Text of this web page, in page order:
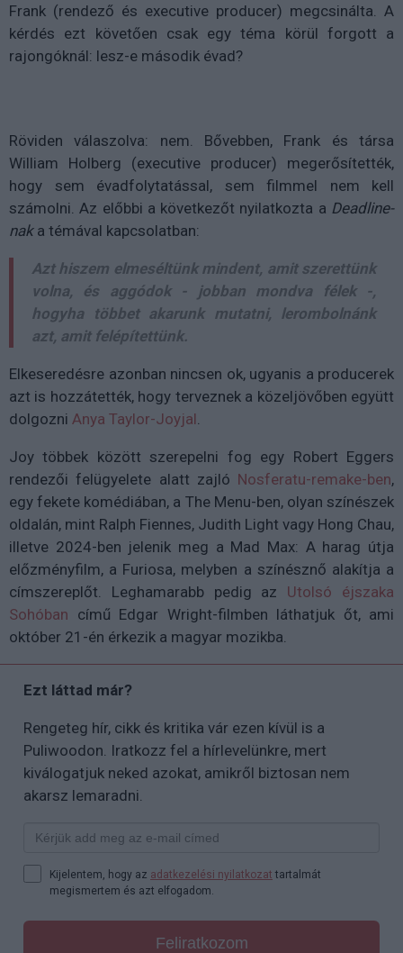
Frank (rendező és executive producer) megcsinálta. A
kérdés ezt követően csak egy téma körül forgott a
rajongóknál: lesz-e második évad?
Röviden válaszolva: nem. Bővebben, Frank és társa
William Holberg (executive producer) megerősítették,
hogy sem évadfolytatással, sem filmmel nem kell
számolni. Az előbbi a következőt nyilatkozta a Deadline-
naka témával kapcsolatban:
Azt hiszem elmeséltünk mindent, amit szerettünk
volna, és aggódok - jobban mondva félek -,
hogyha többet akarunk mutatni, lerombolnánk
azt, amit felépítettünk.
Elkeseredésre azonban nincsen ok, ugyanis a producerek
azt is hozzátették, hogy terveznek a közeljövőben együtt
dolgozni Anya Taylor-Joyjal
Joy többek között szerepelni fog egy Robert Eggers
rendezői felügyelete alatt zajló Nosferatu-remake-ben,
egy fekete komédiában, a The Menu-ben, olyan színészek
oldalán, mint Ralph Fiennes, Judith Light vagy Hong Chau,
illetve 2024-ben jelenik meg a Mad Max: A harag útja
előzményfilm, a Furiosa, melyben a színésznő alakítja a
címszereplőt. Leghamarabb pedig az Utolsó éjszaka
Sohóban című Edgar Wright-filmben láthatjuk őt, ami
október 21-én érkezik a magyar mozikba.
Ezt láttad már?
Rengeteg hír, cikk és kritika vár ezen kívül is a
Puliwoodon. Iratkozz fel a hírlevelünkre, mert
kiválogatjuk neked azokat, amikről biztosan nem
akarsz lemaradni.
Kijelentem, hogy az adatkezelési nyilatkozat tartalmát
megismertem és azt elfogadom.
Feliratkozom